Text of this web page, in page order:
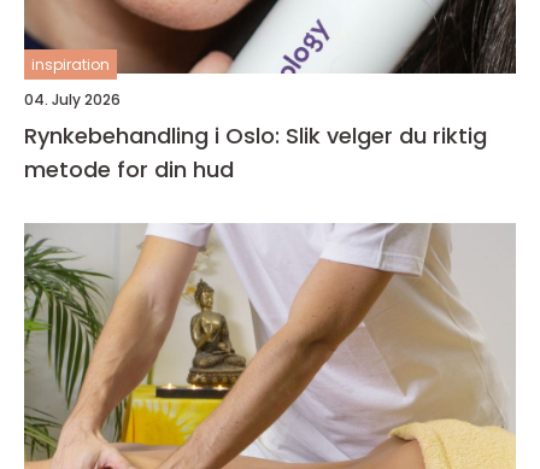
inspiration
04. July 2026
Rynkebehandling i Oslo: Slik velger du riktig
metode for din hud